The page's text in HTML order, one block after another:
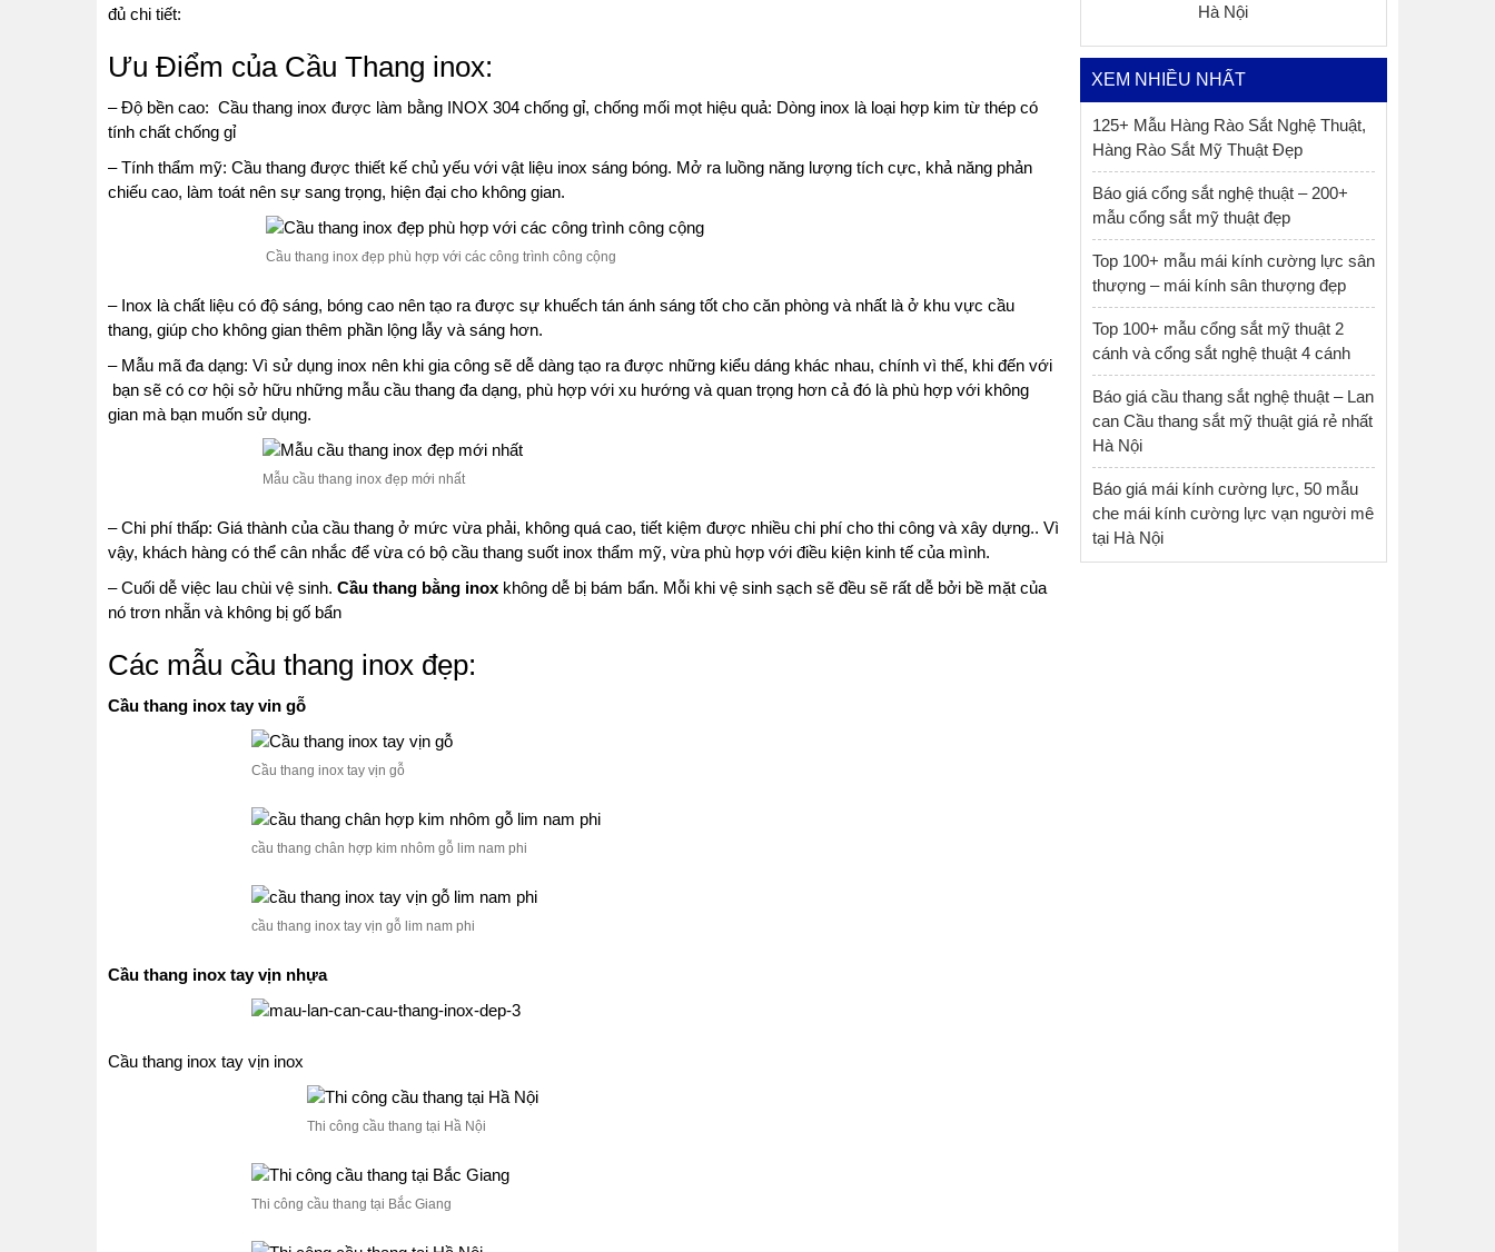
đủ chi tiết:
Ưu Điểm của Cầu Thang inox:
– Độ bền cao: Cầu thang inox được làm bằng INOX 304 chống gỉ, chống mối mọt hiệu quả: Dòng inox là loại hợp kim từ thép có
tính chất chống gỉ
– Tính thẩm mỹ: Cầu thang được thiết kế chủ yếu với vật liệu inox sáng bóng. Mở ra luồng năng lượng tích cực, khả năng phản
chiếu cao, làm toát nên sự sang trọng, hiện đại cho không gian.
Cầu thang inox đẹp phù hợp với các công trình công cộng
– Inox là chất liệu có độ sáng, bóng cao nên tạo ra được sự khuếch tán ánh sáng tốt cho căn phòng và nhất là ở khu vực cầu
thang, giúp cho không gian thêm phần lộng lẫy và sáng hơn.
– Mẫu mã đa dạng: Vì sử dụng inox nên khi gia công sẽ dễ dàng tạo ra được những kiểu dáng khác nhau, chính vì thế, khi đến với
bạn sẽ có cơ hội sở hữu những mẫu cầu thang đa dạng, phù hợp với xu hướng và quan trọng hơn cả đó là phù hợp với không
gian mà bạn muốn sử dụng.
Mẫu cầu thang inox đẹp mới nhất
– Chi phí thấp: Giá thành của cầu thang ở mức vừa phải, không quá cao, tiết kiệm được nhiều chi phí cho thi công và xây dựng.. Vì
vậy, khách hàng có thể cân nhắc để vừa có bộ cầu thang suốt inox thẩm mỹ, vừa phù hợp với điều kiện kinh tế của mình.
– Cuối dễ việc lau chùi vệ sinh. Cầu thang bằng inox không dễ bị bám bẩn. Mỗi khi vệ sinh sạch sẽ đều sẽ rất dễ bởi bề mặt của
nó trơn nhẵn và không bị gố bẩn
Các mẫu cầu thang inox đẹp:
Cầu thang inox tay vin gỗ
Cầu thang inox tay vịn gỗ
cầu thang chân hợp kim nhôm gỗ lim nam phi
cầu thang inox tay vịn gỗ lim nam phi
Cầu thang inox tay vịn nhựa
Cầu thang inox tay vịn inox
Thi công cầu thang tại Hầ Nội
Thi công cầu thang tại Bắc Giang
Hà Nội
XEM NHIỀU NHẤT
125+ Mẫu Hàng Rào Sắt Nghệ Thuật,
Hàng Rào Sắt Mỹ Thuật Đẹp
Báo giá cổng sắt nghệ thuật – 200+
mẫu cổng sắt mỹ thuật đẹp
Top 100+ mẫu mái kính cường lực sân
thượng – mái kính sân thượng đẹp
Top 100+ mẫu cổng sắt mỹ thuật 2
cánh và cổng sắt nghệ thuật 4 cánh
Báo giá cầu thang sắt nghệ thuật – Lan
can Cầu thang sắt mỹ thuật giá rẻ nhất
Hà Nội
Báo giá mái kính cường lực, 50 mẫu
che mái kính cường lực vạn người mê
tại Hà Nội